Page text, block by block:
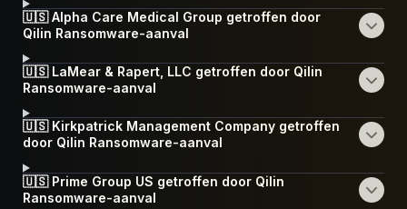
🇺🇸 Alpha Care Medical Group getroffen door
Qilin Ransomware-aanval
🇺🇸 LaMear & Rapert, LLC getroffen door Qilin
Ransomware-aanval
🇺🇸 Kirkpatrick Management Company getroffen
door Qilin Ransomware-aanval
🇺🇸 Prime Group US getroffen door Qilin
Ransomware-aanval